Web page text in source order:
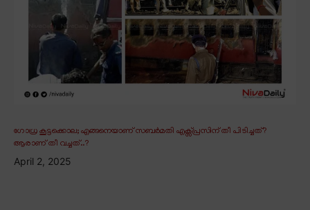
ഗോധ്ര കൂട്ടക്കൊല; എങ്ങനെയാണ് സബർമതി എക്സ്പ്രസിന് തീ പിടിച്ചത്?
ആരാണ് തീ വച്ചത്..?
April 2, 2025